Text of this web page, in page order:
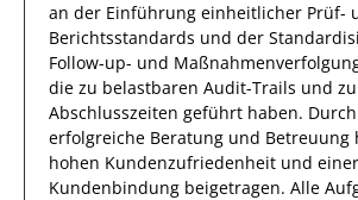
an der Einführung einheitlicher Prüf-
Berichtsstandards und der
Follow-up- und
die zu belastbaren Audit-Trails und
Abschlusszeiten geführt haben.
erfolgreiche Beratung und Betreuung
hohen Kundenzufriedenheit und einer
Kundenbindung beigetragen. Alle